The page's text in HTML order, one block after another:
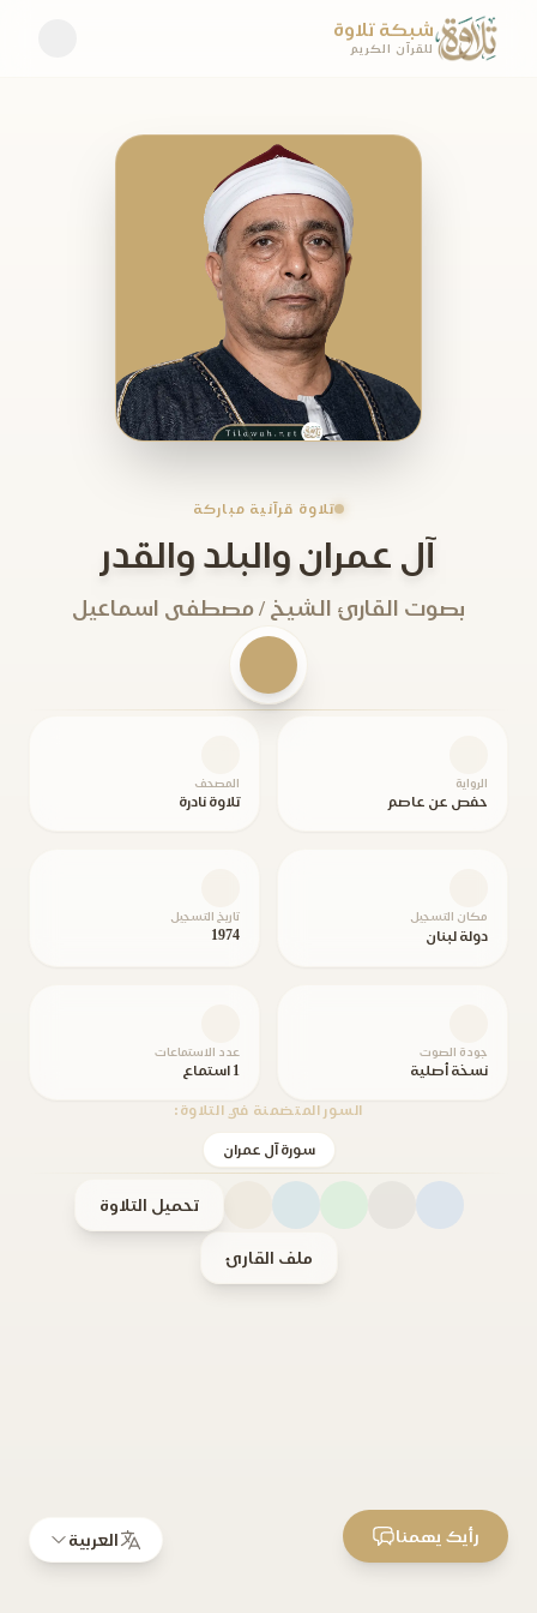
شبكة تلاوة
للقرآن الكريم
تلاوة قرآنية مباركة
آل عمران والبلد والقدر
بصوت القارئ الشيخ / مصطفى اسماعيل
الرواية
حفص عن عاصم
المصحف
تلاوة نادرة
مكان التسجيل
دولة لبنان
تاريخ التسجيل
1974
جودة الصوت
نسخة أصلية
عدد الاستماعات
1 استماع
السور المتضمنة في التلاوة:
سورة آل عمران
تحميل التلاوة
ملف القارئ
العربية رأيك يهمنا